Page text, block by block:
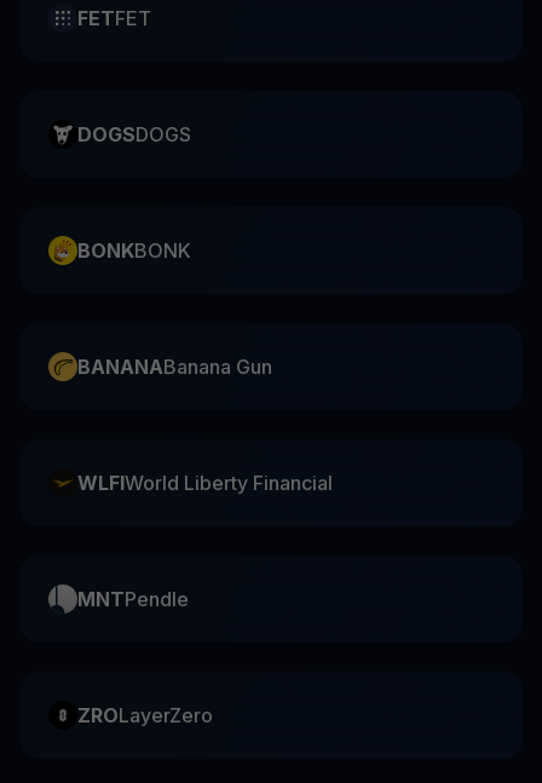
FETFET
DOGSDOGS
BONKBONK
BANANABanana Gun
WLFIWorld Liberty Financial
MNTPendle
ZROLayerZero